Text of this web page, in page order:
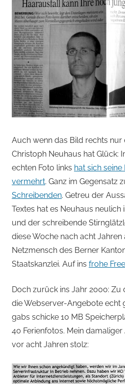
Auch wenn das Bild rechts nur
Christoph Neuhaus hat Glück:
echten Foto links hat sich
vermehrt. Ganz im Gegensatz
Schreibenden. Getreu der
Textes hat es Neuhaus neulich
und der schreibende
diese Woche nach acht Jahren
Netzmensch des Berner
Staatskanzlei. Auf ins frohe
Doch zurück ins Jahr 2000: Zu
die Webserver-Angebote echt
gabs schicke 10 MB
40 Ferienfotos. Mein
vor acht Jahren stolz: